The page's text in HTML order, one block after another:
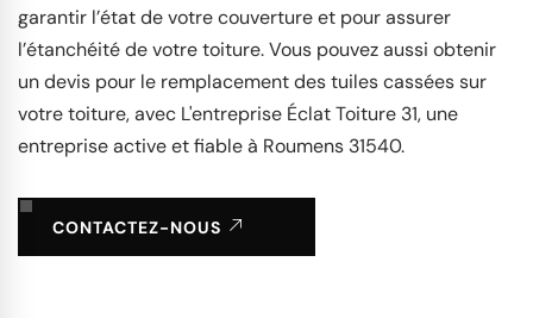
garantir l’état de votre couverture et pour assurer
l’étanchéité de votre toiture. Vous pouvez aussi obtenir
un devis pour le remplacement des tuiles cassées sur
votre toiture, avec L'entreprise Éclat Toiture 31, une
entreprise active et fiable à Roumens 31540.
CONTACTEZ-NOUS